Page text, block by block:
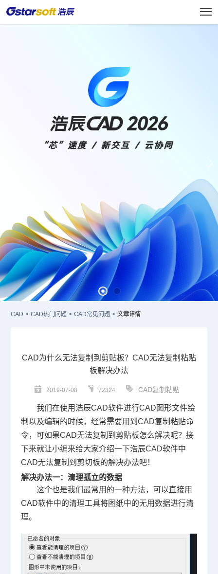
CAD > CAD热门问题 > CAD常见问题 > 文章详情
CAD为什么无法复制到剪贴板？CAD无法复制粘贴
板解决办法
2019-07-08 72324 CAD复制粘贴
我们在使用浩辰CAD软件进行CAD 图形文件绘
制以及编辑的时候，经常需要用到 CAD复制粘贴命
令，可如果CAD无法复制到剪贴板怎么解决呢？接
下来就让小编来给大家介绍一下浩辰CAD软件中
CAD无法复制到剪切板的解决办法吧！
解决办法一：清理孤立的数据
这个也是我们最常用的一种方法，可以直接用
CAD软件中的清理工具将图纸中的无用数据进行清
理。